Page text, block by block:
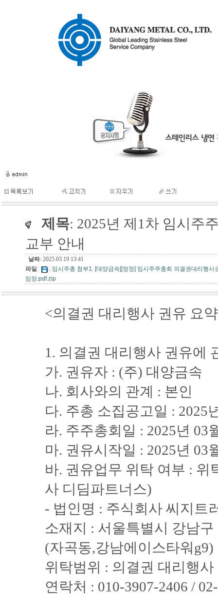
제목: 2025년 제1차 임시주
교부 안내
날짜: 2025.03.19 13:41
파일: ..임시주총 첨부1. [대양금속][정정] 임시주주총회 의결권대리행
임장.pdf.zip
<의결권 대리행사 권유 요
1. 의결권 대리행사 권유에
가. 권유자 : (주) 대양금속
나. 회사와의 관계 : 본인
다. 주총 소집공고일 : 2025
라. 주주총회일 : 2025년 03
마. 권유시작일 : 2025년 03
바. 권유업무 위탁 여부 :
사 디딤파트너스)
- 법인명 : 주식회사 씨지트
소재지 : 서울특별시 강남
(자곡동,강남에이스타워g9)
위탁범위 : 의결권 대리행
연락처 : 010-3907-2406 /